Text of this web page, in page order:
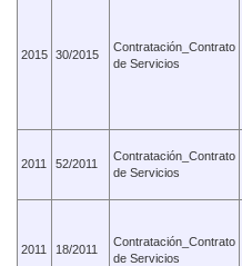
2015 30/2015
Contratación_Contrato
de Servicios
2011 52/2011
Contratación_Contrato
de Servicios
2011 18/2011
Contratación_Contrato
de Servicios